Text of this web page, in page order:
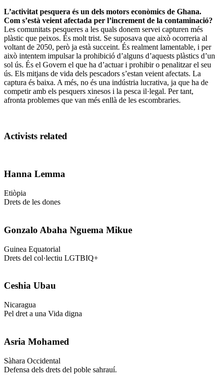
L’activitat pesquera és un dels motors econòmics de Ghana.
Com s’està veient afectada per l’increment de la contaminació?
Les comunitats pesqueres a les quals donem servei capturen més
plàstic que peixos. És molt trist. Se suposava que això ocorreria al
voltant de 2050, però ja està succeint. És realment lamentable, i per
això intentem impulsar la prohibició d’alguns d’aquests plàstics d’un
sol ús. És el Govern el que ha d’actuar i prohibir o penalitzar el seu
ús. Els mitjans de vida dels pescadors s’estan veient afectats. La
captura és baixa. A més, no és una indústria lucrativa, ja que ha de
competir amb els pesquers xinesos i la pesca il·legal. Per tant,
afronta problemes que van més enllà de les escombraries.
Activists related
Hanna Lemma
Etiòpia
Drets de les dones
Gonzalo Abaha Nguema Mikue
Guinea Equatorial
Drets del col·lectiu LGTBIQ+
Ceshia Ubau
Nicaragua
Pel dret a una Vida digna
Asria Mohamed
Sàhara Occidental
Defensa dels drets del poble sahrauí.